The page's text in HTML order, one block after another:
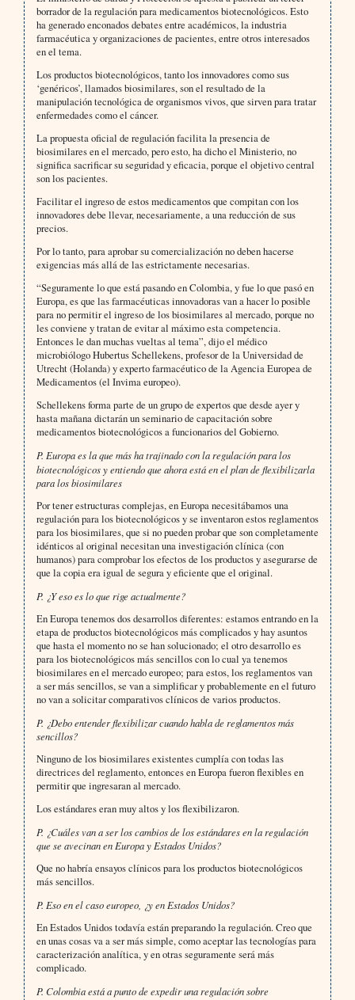
borrador de la regulación para medicamentos biotecnológicos. Esto
ha generado enconados debates entre académicos, la industria
farmacéutica y organizaciones de pacientes, entre otros interesados
en el tema.
Los productos biotecnológicos, tanto los innovadores como sus
‘genéricos’, llamados biosimilares, son el resultado de la
manipulación tecnológica de organismos vivos, que sirven para tratar
enfermedades como el cáncer.
La propuesta oficial de regulación facilita la presencia de
biosimilares en el mercado, pero esto, ha dicho el Ministerio, no
significa sacrificar su seguridad y eficacia, porque el objetivo central
son los pacientes.
Facilitar el ingreso de estos medicamentos que compitan con los
innovadores debe llevar, necesariamente, a una reducción de sus
precios.
Por lo tanto, para aprobar su comercialización no deben hacerse
exigencias más allá de las estrictamente necesarias.
“Seguramente lo que está pasando en Colombia, y fue lo que pasó en
Europa, es que las farmacéuticas innovadoras van a hacer lo posible
para no permitir el ingreso de los biosimilares al mercado, porque no
les conviene y tratan de evitar al máximo esta competencia.
Entonces le dan muchas vueltas al tema”, dijo el médico
microbiólogo Hubertus Schellekens, profesor de la Universidad de
Utrecht (Holanda) y experto farmacéutico de la Agencia Europea de
Medicamentos (el Invima europeo).
Schellekens forma parte de un grupo de expertos que desde ayer y
hasta mañana dictarán un seminario de capacitación sobre
medicamentos biotecnológicos a funcionarios del Gobierno.
P. Europa es la que más ha trajinado con la regulación para los
biotecnológicos y entiendo que ahora está en el plan de flexibilizarla
para los biosimilares
Por tener estructuras complejas, en Europa necesitábamos una
regulación para los biotecnológicos y se inventaron estos reglamentos
para los biosimilares, que si no pueden probar que son completamente
idénticos al original necesitan una investigación clínica (con
humanos) para comprobar los efectos de los productos y asegurarse de
que la copia era igual de segura y eficiente que el original.
P. ¿Y eso es lo que rige actualmente?
En Europa tenemos dos desarrollos diferentes: estamos entrando en la
etapa de productos biotecnológicos más complicados y hay asuntos
que hasta el momento no se han solucionado; el otro desarrollo es
para los biotecnológicos más sencillos con lo cual ya tenemos
biosimilares en el mercado europeo; para estos, los reglamentos van
a ser más sencillos, se van a simplificar y probablemente en el futuro
no van a solicitar comparativos clínicos de varios productos.
P. ¿Debo entender flexibilizar cuando habla de reglamentos más
sencillos?
Ninguno de los biosimilares existentes cumplía con todas las
directrices del reglamento, entonces en Europa fueron flexibles en
permitir que ingresaran al mercado.
Los estándares eran muy altos y los flexibilizaron.
P. ¿Cuáles van a ser los cambios de los estándares en la regulación
que se avecinan en Europa y Estados Unidos?
Que no habría ensayos clínicos para los productos biotecnológicos
más sencillos.
P. Eso en el caso europeo, ¿y en Estados Unidos?
En Estados Unidos todavía están preparando la regulación. Creo que
en unas cosas va a ser más simple, como aceptar las tecnologías para
caracterización analítica, y en otras seguramente será más
complicado.
P. Colombia está a punto de expedir una regulación sobre